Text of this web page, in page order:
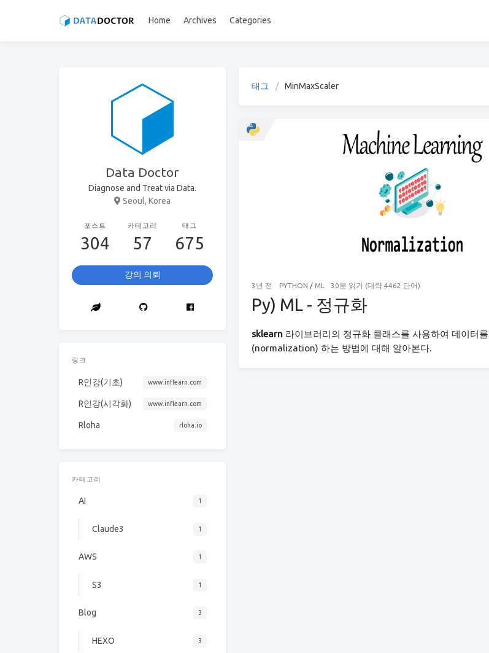
Home Archives Categories
태그 MinMaxScaler
3년 전 PYTHON / ML 30분 읽기 (대략 4462 단어)
Py) ML - 정규화
sklearn 라이브러리의 정규화 클래스를 사용하여 데이터
(normalization) 하는 방법에 대해 알아본다.
Data Doctor
Diagnose and Treat via Data.
Seoul, Korea
포스트
304
카테고리
57
태그
675
강의 의뢰
링크
R인강(기초) www.inflearn.com
R인강(시각화) www.inflearn.com
Rloha rloha.io
카테고리
AI 1
Claude3 1
AWS 1
S3 1
Blog 3
HEXO 3